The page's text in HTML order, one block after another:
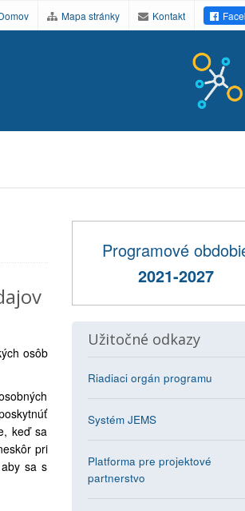
Mapa stránky Kontakt
osôb
keď sa
pri
sa s
Programové
2021-2027
Užitočné odkazy
Riadiaci orgán programu
Systém JEMS
Platforma pre projektové
partnerstvo